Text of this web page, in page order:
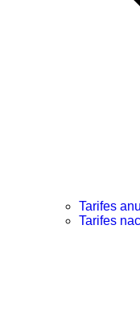
Tarifes
Tarifes